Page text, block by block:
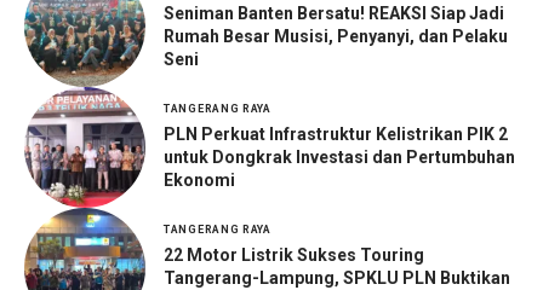
Seniman Banten Bersatu! REAKSI Siap Jadi
Rumah Besar Musisi, Penyanyi, dan Pelaku
Seni
TANGERANG RAYA
PLN Perkuat Infrastruktur Kelistrikan PIK 2
untuk Dongkrak Investasi dan Pertumbuhan
Ekonomi
TANGERANG RAYA
22 Motor Listrik Sukses Touring
Tangerang-Lampung, SPKLU PLN Buktikan